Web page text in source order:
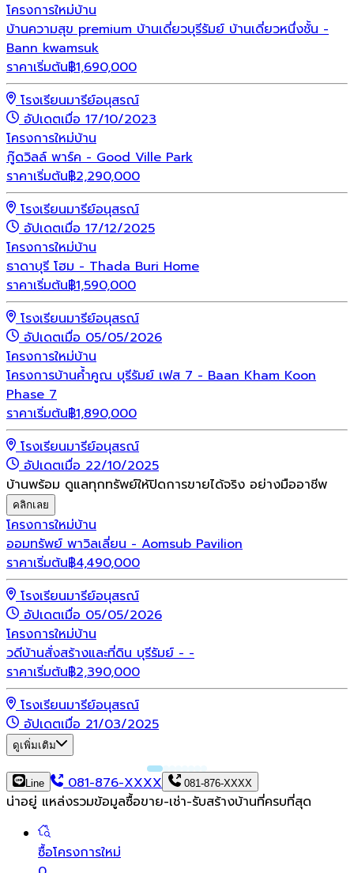
โครงการใหม่บ้าน
บ้านความสุข premium บ้านเดี่ยวบุรีรัมย์ บ้านเดี่ยวหนึ่งชั้น -
Bann kwamsuk
ราคาเริ่มต้น฿1,690,000
โรงเรียนมารีย์อนุสรณ์
อัปเดตเมื่อ 17/10/2023
โครงการใหม่บ้าน
กู๊ดวิลล์ พาร์ค - Good Ville Park
ราคาเริ่มต้น฿2,290,000
โรงเรียนมารีย์อนุสรณ์
อัปเดตเมื่อ 17/12/2025
โครงการใหม่บ้าน
ธาดาบุรี โฮม - Thada Buri Home
ราคาเริ่มต้น฿1,590,000
โรงเรียนมารีย์อนุสรณ์
อัปเดตเมื่อ 05/05/2026
โครงการใหม่บ้าน
โครงการบ้านค้ำคูณ บุรีรัมย์ เฟส 7 - Baan Kham Koon
Phase 7
ราคาเริ่มต้น฿1,890,000
โรงเรียนมารีย์อนุสรณ์
อัปเดตเมื่อ 22/10/2025
บ้านพร้อม ดูแลทุกทรัพย์ให้ปิดการขายได้จริง อย่างมืออาชีพ
คลิกเลย
โครงการใหม่บ้าน
ออมทรัพย์ พาวิลเลี่ยน - Aomsub Pavilion
ราคาเริ่มต้น฿4,490,000
โรงเรียนมารีย์อนุสรณ์
อัปเดตเมื่อ 05/05/2026
โครงการใหม่บ้าน
วดีบ้านสั่งสร้างและที่ดิน บุรีรัมย์ - -
ราคาเริ่มต้น฿2,390,000
โรงเรียนมารีย์อนุสรณ์
อัปเดตเมื่อ 21/03/2025
ดูเพิ่มเติม
Line 081-876-XXXX 081-876-XXXX
น่าอยู่ แหล่งรวมข้อมูลซื้อขาย-เช่า-รับสร้างบ้านที่ครบที่สุด
ซื้อโครงการใหม่